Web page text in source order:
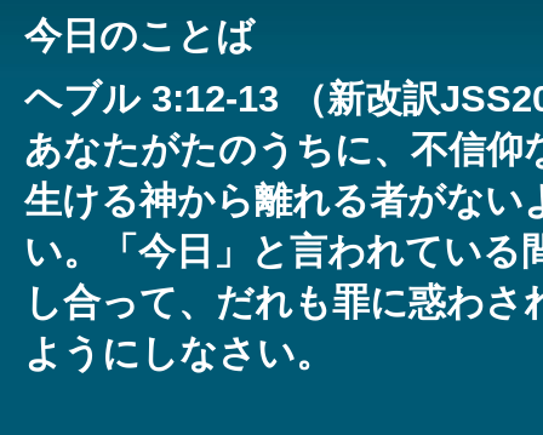
今日のことば
ヘブル 3:12-13 （新改訳
あなたがたのうちに、不信仰
生ける神から離れる者がない
い。「今日」と言われている
し合って、だれも罪に惑わ
ようにしなさい。